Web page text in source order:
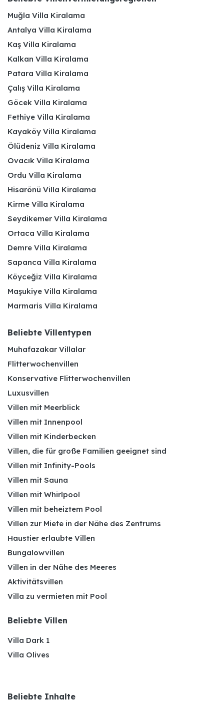
Muğla Villa Kiralama
Antalya Villa Kiralama
Kaş Villa Kiralama
Kalkan Villa Kiralama
Patara Villa Kiralama
Çalış Villa Kiralama
Göcek Villa Kiralama
Fethiye Villa Kiralama
Kayaköy Villa Kiralama
Ölüdeniz Villa Kiralama
Ovacık Villa Kiralama
Ordu Villa Kiralama
Hisarönü Villa Kiralama
Kirme Villa Kiralama
Seydikemer Villa Kiralama
Ortaca Villa Kiralama
Demre Villa Kiralama
Sapanca Villa Kiralama
Köyceğiz Villa Kiralama
Maşukiye Villa Kiralama
Marmaris Villa Kiralama
Beliebte Villentypen
Muhafazakar Villalar
Flitterwochenvillen
Konservative Flitterwochenvillen
Luxusvillen
Villen mit Meerblick
Villen mit Innenpool
Villen mit Kinderbecken
Villen, die für große Familien geeignet sind
Villen mit Infinity-Pools
Villen mit Sauna
Villen mit Whirlpool
Villen mit beheiztem Pool
Villen zur Miete in der Nähe des Zentrums
Haustier erlaubte Villen
Bungalowvillen
Villen in der Nähe des Meeres
Aktivitätsvillen
Villa zu vermieten mit Pool
Beliebte Villen
Villa Dark 1
Villa Olives
Beliebte Inhalte